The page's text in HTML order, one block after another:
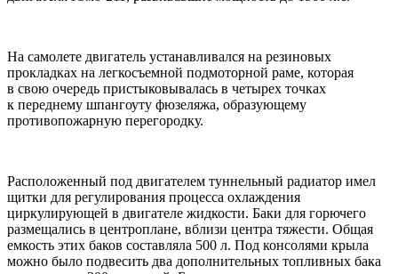
На самолете двигатель устанавливался на резиновых
прокладках на легкосъемной подмоторной раме, которая
в свою очередь пристыковывалась в четырех точках
к переднему шпангоуту фюзеляжа, образующему
противопожарную перегородку.
Расположенный под двигателем туннельный радиатор имел
щитки для регулирования процесса охлаждения
циркулирующей в двигателе жидкости. Баки для горючего
размещались в центроплане, вблизи центра тяжести. Общая
емкость этих баков составляла 500 л. Под консолями крыла
можно было подвесить два дополнительных топливных бака